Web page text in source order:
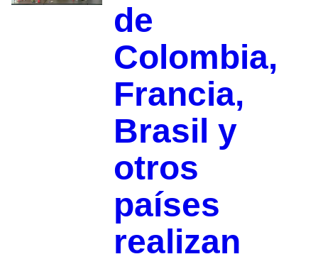
de
Colombia,
Francia,
Brasil y
otros
países
realizan